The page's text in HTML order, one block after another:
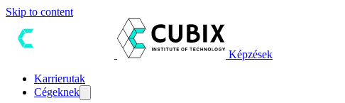
Skip to content
Képzések
Karrierutak
Cégeknek